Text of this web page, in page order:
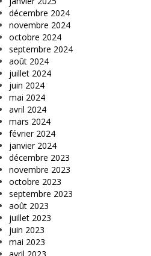
décembre 2024
novembre 2024
octobre 2024
septembre 2024
août 2024
juillet 2024
juin 2024
mai 2024
avril 2024
mars 2024
février 2024
janvier 2024
décembre 2023
novembre 2023
octobre 2023
septembre 2023
août 2023
juillet 2023
juin 2023
mai 2023
avril 2023